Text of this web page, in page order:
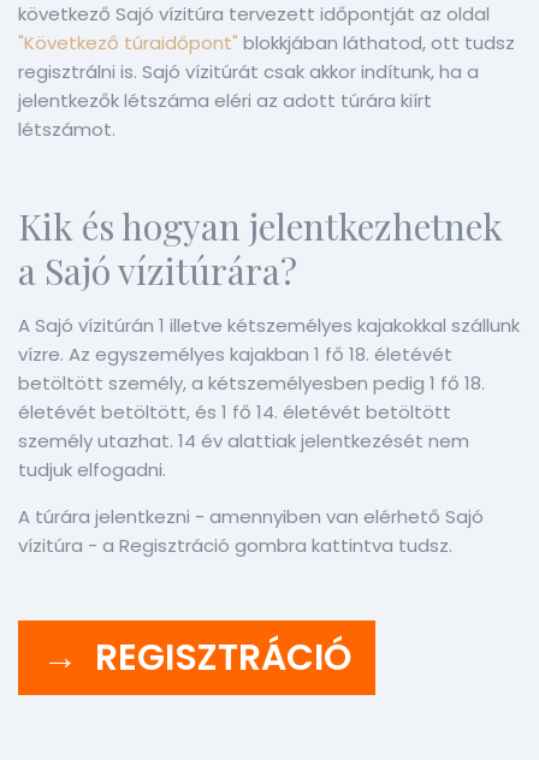
következő Sajó vízitúra tervezett időpontját az oldal
"Következő túraidőpont" blokkjában láthatod, ott tudsz
regisztrálni is. Sajó vízitúrát csak akkor indítunk, ha a
jelentkezők létszáma eléri az adott túrára kiírt
létszámot.
Kik és hogyan jelentkezhetnek
a Sajó vízitúrára?
A Sajó vízitúrán 1 illetve kétszemélyes kajakokkal szállunk
vízre. Az egyszemélyes kajakban 1 fő 18. életévét
betöltött személy, a kétszemélyesben pedig 1 fő 18.
életévét betöltött, és 1 fő 14. életévét betöltött
személy utazhat. 14 év alattiak jelentkezését nem
tudjuk elfogadni.
A túrára jelentkezni - amennyiben van elérhető Sajó
vízitúra - a Regisztráció gombra kattintva tudsz.
→ REGISZTRÁCIÓ